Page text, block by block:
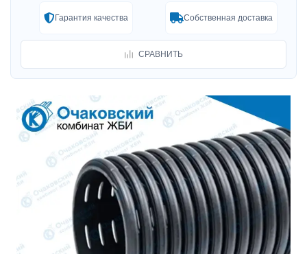
Гарантия качества Собственная доставка
СРАВНИТЬ